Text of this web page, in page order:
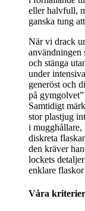
eller halvfull,
ganska tung
När vi drack
användningen
och stänga
under
generöst och
på
Samtidigt
stor plastjug
i mugghållare,
diskreta
den kräver
lockets
enklare
Våra kriterier